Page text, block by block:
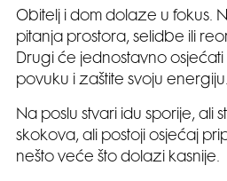
Obitelj i dom dolaze u fokus.
pitanja prostora, selidbe ili
Drugi će jednostavno
povuku i zaštite svoju energiju.
Na poslu stvari idu sporije, ali
skokova, ali postoji osjećaj
nešto veće što dolazi kasnije.